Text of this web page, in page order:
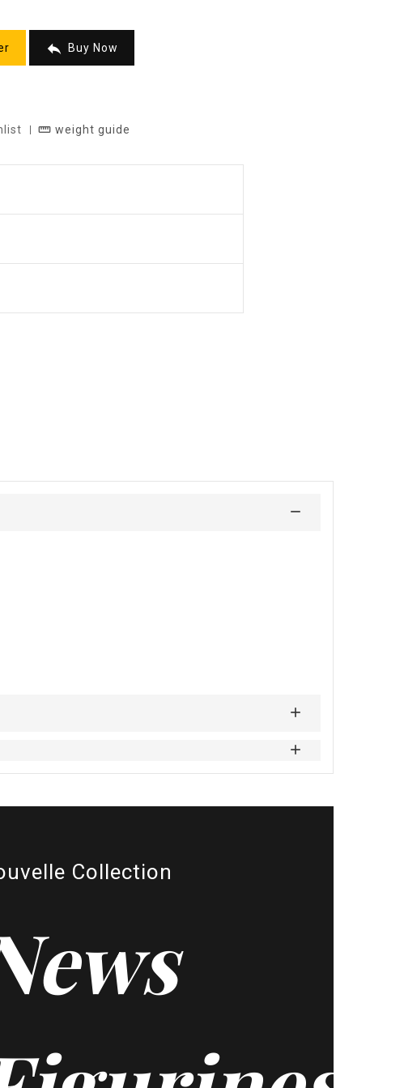
 Buy Now
straighten weight guide
Collection